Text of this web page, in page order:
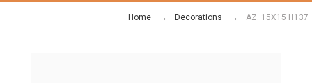
Home Decorations AZ. 15X15 H137